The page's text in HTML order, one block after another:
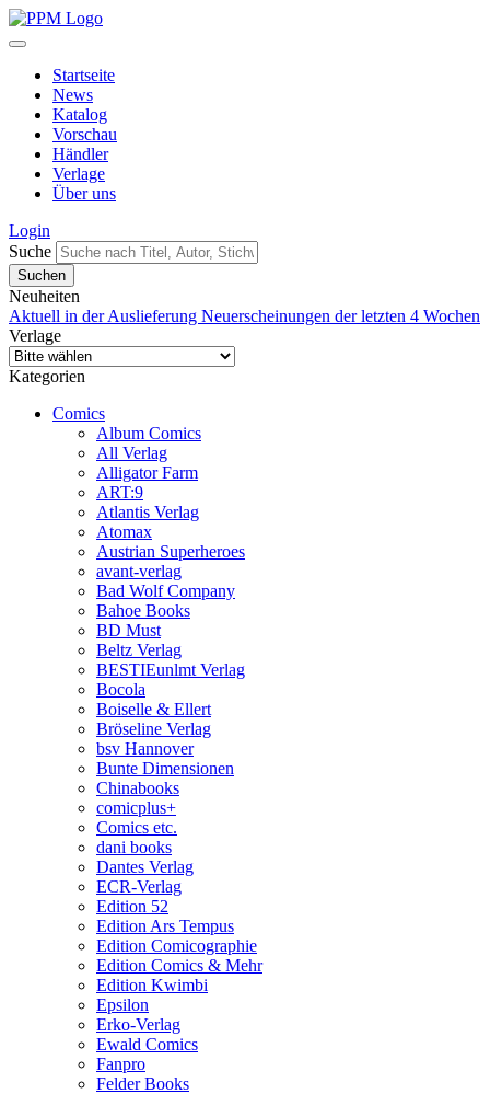
Startseite
News
Katalog
Vorschau
Händler
Verlage
Über uns
Login
Suche
Neuheiten
Aktuell in der Auslieferung Neuerscheinungen der letzten 4 Wochen
Verlage
Kategorien
Comics
Album Comics
All Verlag
Alligator Farm
ART:9
Atlantis Verlag
Atomax
Austrian Superheroes
avant-verlag
Bad Wolf Company
Bahoe Books
BD Must
Beltz Verlag
BESTIEunlmt Verlag
Bocola
Boiselle & Ellert
Bröseline Verlag
bsv Hannover
Bunte Dimensionen
Chinabooks
comicplus+
Comics etc.
dani books
Dantes Verlag
ECR-Verlag
Edition 52
Edition Ars Tempus
Edition Comicographie
Edition Comics & Mehr
Edition Kwimbi
Epsilon
Erko-Verlag
Ewald Comics
Fanpro
Felder Books